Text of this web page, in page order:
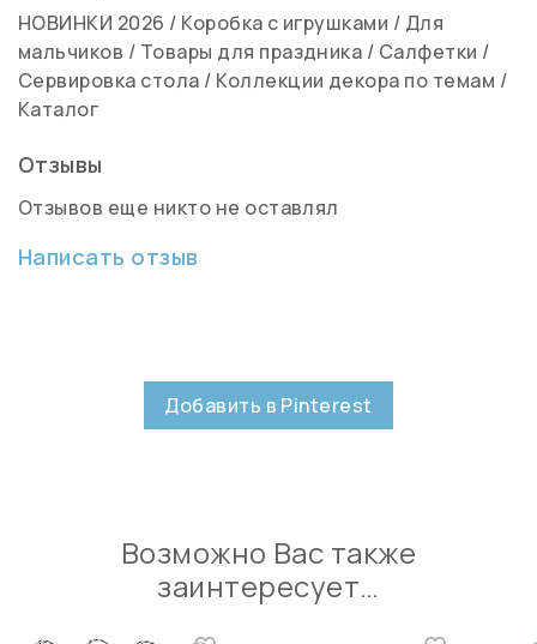
НОВИНКИ 2026 / Коробка с игрушками / Для
мальчиков / Товары для праздника / Салфетки /
Сервировка стола / Коллекции декора по темам /
Каталог
Отзывы
Отзывов еще никто не оставлял
Написать отзыв
Добавить в Pinterest
Возможно Вас также
заинтересует…